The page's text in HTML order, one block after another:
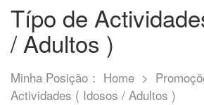
Típo de
/ Adultos )
Minha Posição： Home >
Actividades ( Idosos / Adultos )